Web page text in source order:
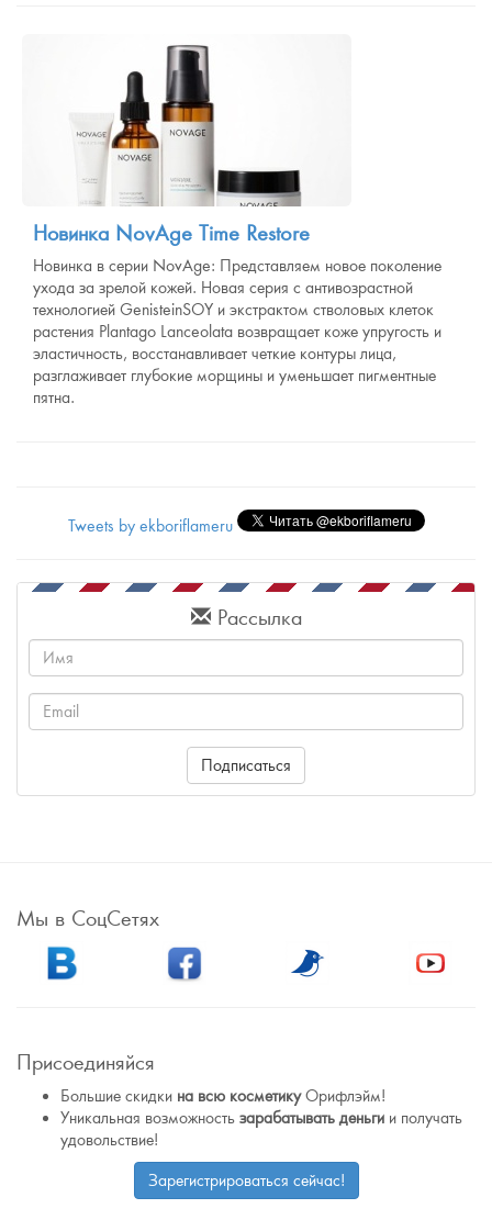
Новинка NovAge Time Restore
Новинка в серии NovAge: Представляем новое поколение
ухода за зрелой кожей. Новая серия с антивозрастной
технологией GenisteinSOY и экстрактом стволовых клеток
растения Plantago Lanceolata возвращает коже упругость и
эластичность, восстанавливает четкие контуры лица,
разглаживает глубокие морщины и уменьшает пигментные
пятна.
Tweets by ekboriflameru
Рассылка
Подписаться
Мы в СоцСетях
Присоединяйся
Большие скидки на всю косметикуОрифлэйм!
Уникальная возможность зарабатывать деньги и получать
удовольствие!
Зарегистрироваться сейчас!